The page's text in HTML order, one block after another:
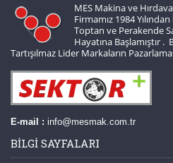
MES Makina ve
Firmamız 1984
Toptan ve Perakende
Hayatına Başlamıştır
Tartışılmaz Lider Markaların
E-mail : info@mesmak.com.tr
BILGI SAYFALARI